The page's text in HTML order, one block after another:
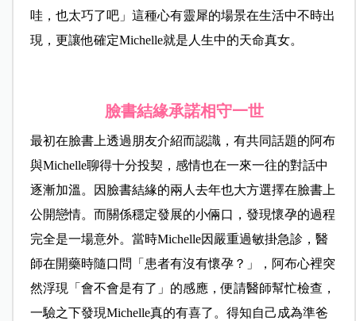
哇，也太巧了吧」這種心有靈犀的場景在生活中不時出
現，更讓他確定Michelle就是人生中的天命真女。
臉書結緣承諾相守一世
最初在臉書上透過朋友介紹而認識，有共同話題的阿布
與Michelle聊得十分投契，感情也在一來一往的對話中
逐漸加溫。因臉書結緣的兩人去年也大方選擇在臉書上
公開戀情。而關係穩定發展的小倆口，發現懷孕的過程
完全是一場意外。當時Michelle因嚴重過敏掛急診，醫
師在開藥時隨口問「患者有沒有懷孕？」，阿布心裡突
然浮現「會不會是有了」的感應，便請醫師幫忙檢查，
一驗之下發現Michelle真的有喜了。得知自己成為準爸